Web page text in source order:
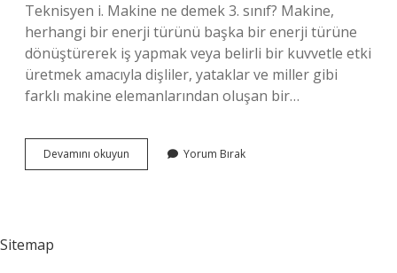
Teknisyen i. Makine ne demek 3. sınıf? Makine,
herhangi bir enerji türünü başka bir enerji türüne
dönüştürerek iş yapmak veya belirli bir kuvvetle etki
üretmek amacıyla dişliler, yataklar ve miller gibi
farklı makine elemanlarından oluşan bir…
Devamını okuyun
Ingilizce
Yorum Bırak
Sitemap